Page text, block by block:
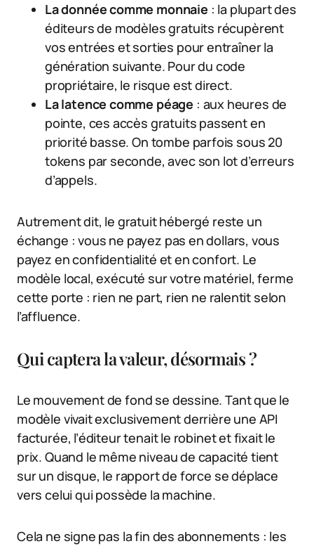
La donnée comme monnaie : la plupart des
éditeurs de modèles gratuits récupèrent
vos entrées et sorties pour entraîner la
génération suivante. Pour du code
propriétaire, le risque est direct.
La latence comme péage : aux heures de
pointe, ces accès gratuits passent en
priorité basse. On tombe parfois sous 20
tokens par seconde, avec son lot d’erreurs
d’appels.
Autrement dit, le gratuit hébergé reste un
échange : vous ne payez pas en dollars, vous
payez en confidentialité et en confort. Le
modèle local, exécuté sur votre matériel, ferme
cette porte : rien ne part, rien ne ralentit selon
l’affluence.
Qui captera la valeur, désormais ?
Le mouvement de fond se dessine. Tant que le
modèle vivait exclusivement derrière une API
facturée, l’éditeur tenait le robinet et fixait le
prix. Quand le même niveau de capacité tient
sur un disque, le rapport de force se déplace
vers celui qui possède la machine.
Cela ne signe pas la fin des abonnements : les